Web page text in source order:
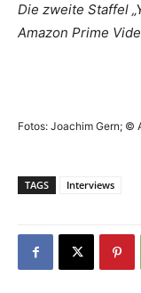
Die zweite Staffel
Amazon Prime
Fotos: Joachim Gern; ©
TAGS Interviews